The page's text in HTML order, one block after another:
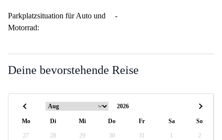
Parkplatzsituation für Auto und
Motorrad:
-
Deine bevorstehende Reise
Mo Di Mi Do Fr Sa So
27 28 29 30 31 1 2